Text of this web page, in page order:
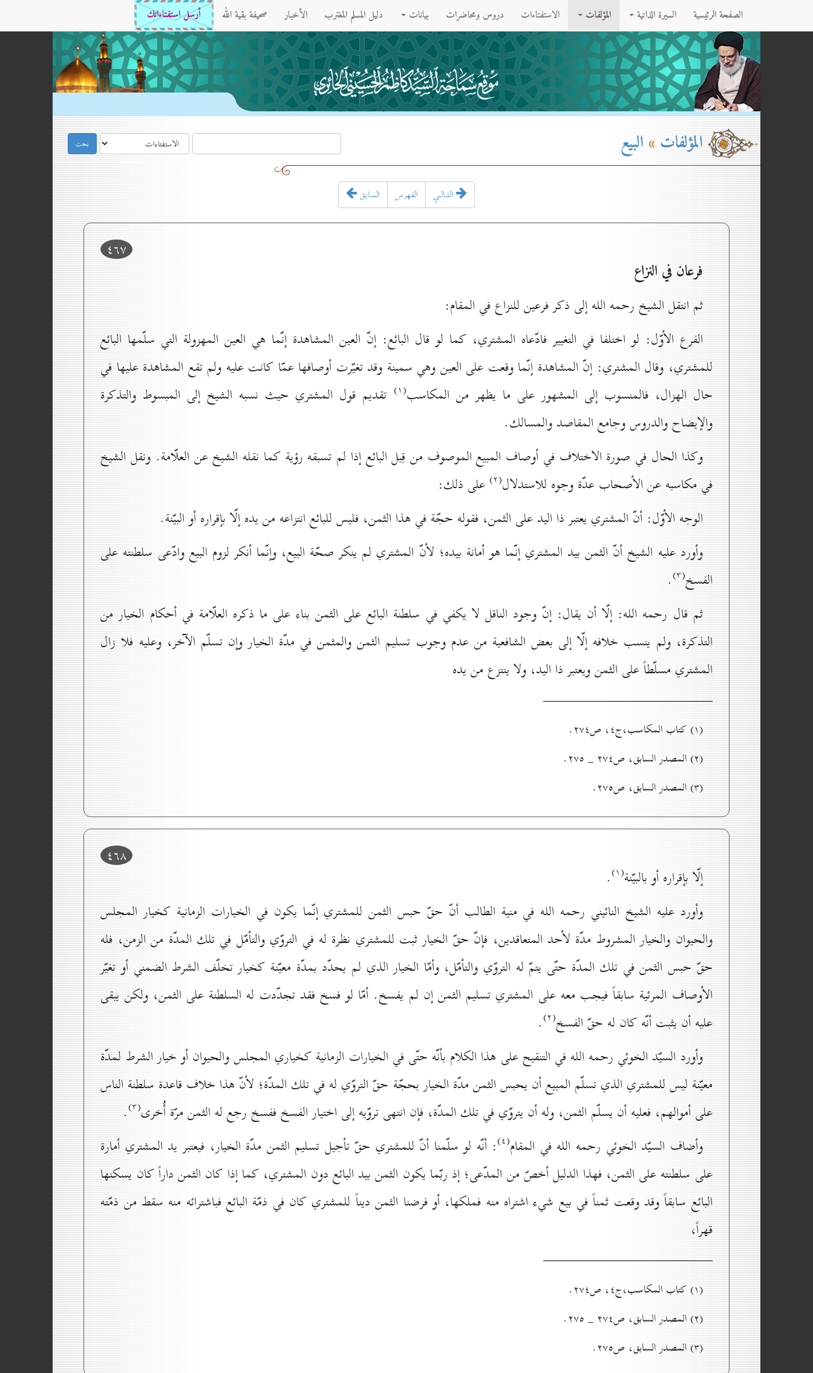
الصفحة الرئيسية السيرة الذاتية المؤلفات الاستفتاءات دروس ومحاضرات بيانات دليل المسلم المغترب الأخبار صحيفة بقية الله أرسل استفتاءاتك
المؤلفات»البيع
السابق الفهرس التـالـي
٤٦۷
فرعان في النزاع
ثم انتقل الشيخ رحمه الله إلى ذكر فرعين للنزاع في المقام:
الفرع الأوّل: لو اختلفا في التغيير فادّعاه المشتري، كما لو قال البائع: إنّ العين المشاهدة إنّما هي العين المهزولة التي سلّمها البائع
للمشتري، وقال المشتري: إنّ المشاهدة إنّما وقعت على العين وهي سمينة وقد تغيّرت أوصافها عمّا كانت عليه ولم تقع المشاهدة عليها في
حال الهزال، فالمنسوب إلى المشهور على ما يظهر من المكاسب(۱)
تقديم قول المشتري حيث نسبه الشيخ إلى المبسوط والتذكرة
والإيضاح والدروس وجامع المقاصد والمسالك.
وكذا الحال في صورة الاختلاف في أوصاف المبيع الموصوف من قِبل البائع إذا لم تسبقه رؤية كما نقله الشيخ عن العلّامة. ونقل الشيخ
في مكاسبه عن الأصحاب عدّة وجوه للاستدلال(۲)
على ذلك:
الوجه الأوّل: أنّ المشتري يعتبر ذا اليد على الثمن، فقوله حجّة في هذا الثمن، فليس للبائع انتزاعه من يده إلّا بإقراره أو البيّنة.
وأورد عليه الشيخ أنّ الثمن بيد المشتري إنّما هو أمانة بيده؛ لأنّ المشتري لم ينكر صحّة البيع، وإنّما أنكر لزوم البيع وادّعى سلطنته على
الفسخ(۳)
.
ثم قال رحمه الله: إلّا أن يقال: إنّ وجود الناقل لا يكفي في سلطنة البائع على الثمن بناء على ما ذكره العلّامة في أحكام الخيار من
التذكرة، ولم ينسب خلافه إلّا إلى بعض الشافعية من عدم وجوب تسليم الثمن والمثمن في مدّة الخيار وإن تسلّم الآخر، وعليه فلا زال
المشتري مسلّطاً على الثمن ويعتبر ذا اليد، ولا ينتزع من يده
(۱) کتاب المکاسب،ج٤، ص۲۷٤.
(۲) المصدر السابق، ص۲۷٤ _ ۲۷٥.
(۳) المصدر السابق، ص۲۷٥.
٤٦۸
إلّا بإقراره أو بالبيّنة(۱)
.
وأورد عليه الشيخ النائيني رحمه الله في منية الطالب أنّ حقّ حبس الثمن للمشتري إنّما يكون في الخيارات الزمانية كخيار المجلس
والحيوان والخيار المشروط مدّة لأحد المتعاقدين، فإنّ حقّ الخيار ثبت للمشتري نظرة له في التروّي والتأمّل في تلك المدّة من الزمن، فله
حقّ حبس الثمن في تلك المدّة حتّى يتمّ له التروّي والتأمّل، وأمّا الخيار الذي لم يحدّد بمدّة معيّنة كخيار تخلّف الشرط الضمني أو تغيّر
الأوصاف المرئية سابقاً فيجب معه على المشتري تسليم الثمن إن لم يفسخ. أمّا لو فسخ فقد تجدّدت له السلطنة على الثمن، ولكن يبقى
عليه أن يثبت أنّه كان له حقّ الفسخ(۲)
.
وأورد السيّد الخوئي رحمه الله في التنقيح على هذا الكلام بأنّه حتّى في الخيارات الزمانية كخياري المجلس والحيوان أو خيار الشرط لمدّة
معيّنة ليس للمشتري الذي تسلّم المبيع أن يحبس الثمن مدّة الخيار بحجّة حقّ التروّي له في تلك المدّة؛ لأنّ هذا خلاف قاعدة سلطنة الناس
على أموالهم، فعليه أن يسلّم الثمن، وله أن يتروّي في تلك المدّة، فإن انتهى تروّيه إلى اختيار الفسخ ففسخ رجع له الثمن مرّة أُخرى(۳)
.
وأضاف السيّد الخوئي رحمه الله في المقام(٤) : أنّه لو سلّمنا أنّ للمشتري حقّ تأجيل تسليم الثمن مدّة الخيار، فيعتبر يد المشتري أمارة
على سلطنته على الثمن، فهذا الدليل أخصّ من المدّعی؛ إذ ربّما يكون الثمن بيد البائع دون المشتري، كما إذا كان الثمن داراً كان يسكنها
البائع سابقاً وقد وقعت ثمناً في بيع شيء اشتراه منه فملكها، أو فرضنا الثمن ديناً للمشتري كان في ذمّة البائع فباشترائه منه سقط من ذمّته
قهراً،
(۱) کتاب المکاسب،ج٤، ص۲۷٤.
(۲) المصدر السابق، ص۲۷٤ _ ۲۷٥.
(۳) المصدر السابق، ص۲۷٥.